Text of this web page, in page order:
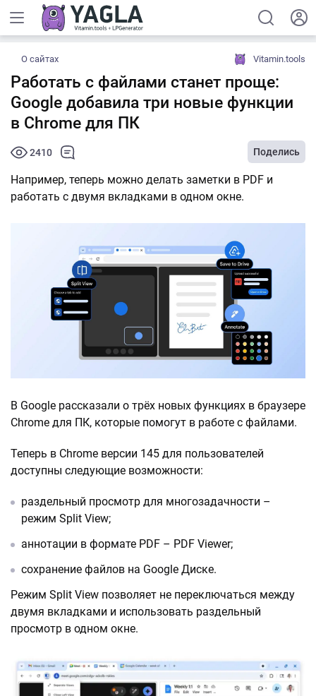
О сайтах Vitamin.tools
Работать с файлами станет проще:
Google добавила три новые функции
в Chrome для ПК
2410 Поделись
Например, теперь можно делать заметки в PDF и
работать с двумя вкладками в одном окне.
В Google рассказали о трёх новых функциях в браузере
Chrome для ПК, которые помогут в работе с файлами.
Теперь в Chrome версии 145 для пользователей
доступны следующие возможности:
раздельный просмотр для многозадачности –
режим Split View;
аннотации в формате PDF – PDF Viewer;
сохранение файлов на Google Диске.
Режим Split View позволяет не переключаться между
двумя вкладками и использовать раздельный
просмотр в одном окне.